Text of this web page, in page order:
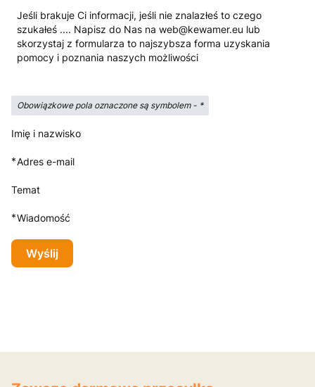
Jeśli brakuje Ci informacji, jeśli nie znalazłeś to czego
szukałeś .... Napisz do Nas na web@kewamer.eu lub
skorzystaj z formularza to najszybsza forma uzyskania
pomocy i poznania naszych możliwości
Obowiązkowe pola oznaczone są symbolem - *
Imię i nazwisko
*Adres e-mail
Temat
*Wiadomość
Wyślij